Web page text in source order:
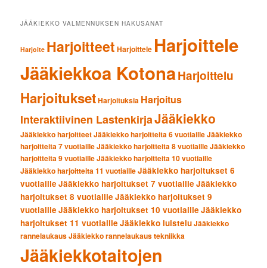
JÄÄKIEKKO VALMENNUKSEN HAKUSANAT
Harjoite Harjoitteet Harjoittele Harjoittele
Jääkiekkoa KotonaHarjoittelu
HarjoituksetHarjoituksia Harjoitus
Interaktiivinen LastenkirjaJääkiekko
Jääkiekko harjoitteetJääkiekko harjoitteita 6 vuotiailleJääkiekko
harjoitteita 7 vuotiailleJääkiekko harjoitteita 8 vuotiailleJääkiekko
harjoitteita 9 vuotiailleJääkiekko harjoitteita 10 vuotiaille
Jääkiekko harjoitteita 11 vuotiailleJääkiekko harjoitukset 6
vuotiaille Jääkiekko harjoitukset 7 vuotiaille Jääkiekko
harjoitukset 8 vuotiaille Jääkiekko harjoitukset 9
vuotiaille Jääkiekko harjoitukset 10 vuotiaille Jääkiekko
harjoitukset 11 vuotiaille Jääkiekko luisteluJääkiekko
rannelaukausJääkiekko rannelaukaus tekniikka
Jääkiekkotaitojen